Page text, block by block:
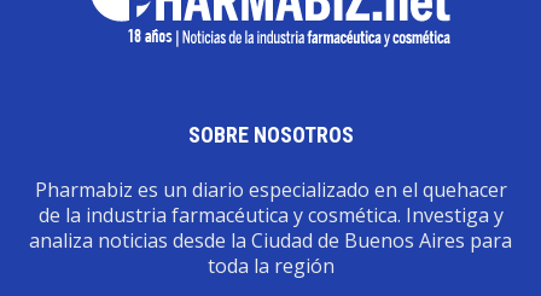
SOBRE NOSOTROS
Pharmabiz es un diario especializado en el quehacer
de la industria farmacéutica y cosmética. Investiga y
analiza noticias desde la Ciudad de Buenos Aires para
toda la región